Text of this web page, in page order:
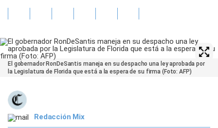
El gobernador RonDeSantis maneja en su despacho una ley aprobada por
la Legislatura de Florida que está a la espera de su firma (Foto: AFP)
Redacción Mix